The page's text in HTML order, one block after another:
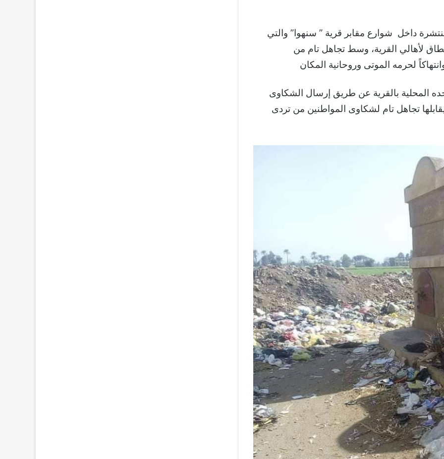
داخل شوارع مقابر قرية ” سنهوا” والتي
لأهالي القرية، وسط تجاهل تام من
لحرمه الموتى وروحانية المكان
المحلية بالقرية عن طريق إرسال الشكاوى
تجاهل تام لشكاوى المواطنين من تردى